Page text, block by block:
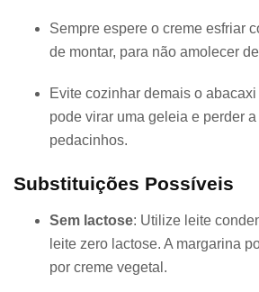
Sempre espere o creme esfriar
de montar, para não amolecer
Evite cozinhar demais o
pode virar uma geleia e perder
pedacinhos.
Substituições Possíveis
Sem lactose: Utilize leite
leite zero lactose. A margarina
por creme vegetal.